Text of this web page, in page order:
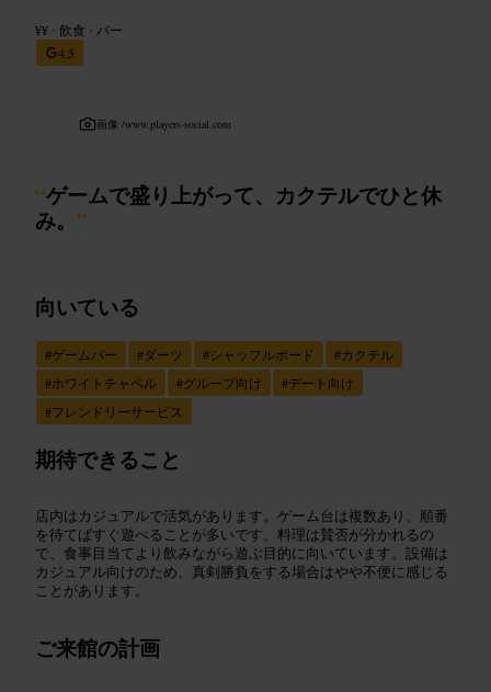
¥¥ • 飲食 • バー
4.5
画像 /www.players-social.com
“ゲームで盛り上がって、カクテルでひと休
み。 ”
向いている
#ゲームバー #ダーツ #シャッフルボード #カクテル
#ホワイトチャペル #グループ向け #デート向け
#フレンドリーサービス
期待できること
店内はカジュアルで活気があります。ゲーム台は複数あり、順番
を待てばすぐ遊べることが多いです。料理は賛否が分かれるの
で、食事目当てより飲みながら遊ぶ目的に向いています。設備は
カジュアル向けのため、真剣勝負をする場合はやや不便に感じる
ことがあります。
ご来館の計画